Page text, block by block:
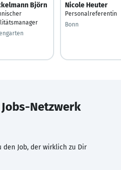
Björn Nicole Heuter
Personalreferentin
Bonn
Jobs-Netzwerk
den Job, der wirklich zu Dir